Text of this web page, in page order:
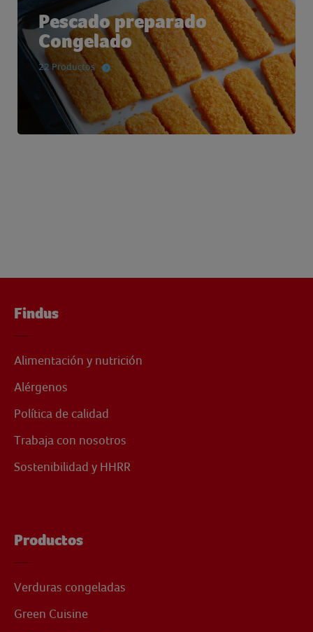
Pescado preparado
Congelado
22 Productos
Findus
Alimentación y nutrición
Alérgenos
Política de calidad
Trabaja con nosotros
Sostenibilidad y HHRR
Productos
Verduras congeladas
Green Cuisine